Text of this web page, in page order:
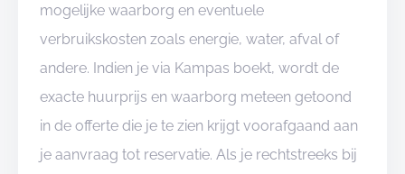
mogelijke waarborg en eventuele
verbruikskosten zoals energie, water, afval of
andere. Indien je via Kampas boekt, wordt de
exacte huurprijs en waarborg meteen getoond
in de offerte die je te zien krijgt voorafgaand aan
je aanvraag tot reservatie. Als je rechtstreeks bij